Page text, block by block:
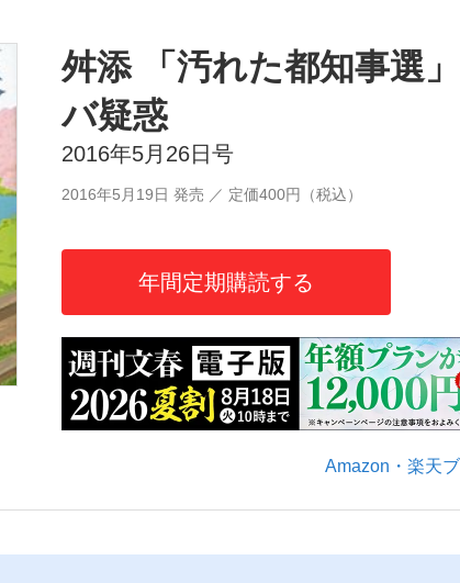
…」本田圭佑が初めて明かした日本代表監督に...
なかった」侍ジャパン選手が証言した“NPB聞...
舛添 「汚れた都知事選
バ疑惑
2016年5月26日号
2016年5月19日 発売 ／ 定価400円（税込）
年間定期購読する
Amazon・楽天